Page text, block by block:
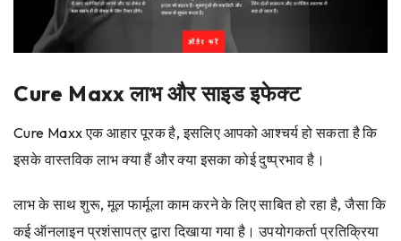
Cure Maxx लाभ और साइड इफेक्ट
Cure Maxx एक आहार पूरक है, इसलिए आपको आश्चर्य हो सकता है कि
इसके वास्तविक लाभ क्या हैं और क्या इसका कोई दुष्प्रभाव है।
लाभ के साथ शुरू, मूल फार्मूला काम करने के लिए साबित हो रहा है, जैसा कि
कई ऑनलाइन प्रशंसापत्र द्वारा दिखाया गया है। उपयोगकर्ता प्रतिक्रिया